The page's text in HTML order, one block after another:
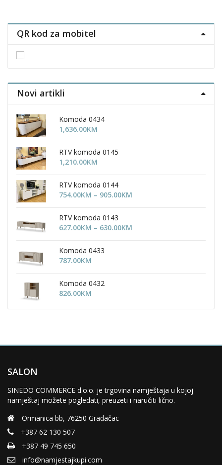
The
options
the
product
QR kod za mobitel
Novi artikli
Komoda 0434
1,636.00KM
RTV komoda 0145
1,210.00KM
RTV komoda 0144
754.00KM – 905.00KM
RTV komoda 0143
627.00KM – 630.00KM
Komoda 0433
787.00KM
Komoda 0432
826.00KM
SALON
SINEDO COMMERCE d.o.o. je trgovina namještaja u kojoj
namještaj možete pogledati, preuzeti i naručiti lično.
Ormanica bb, 76250 Gradačac
+387 62 130 507
+387 49 745 650
info@namjestajkupi.com